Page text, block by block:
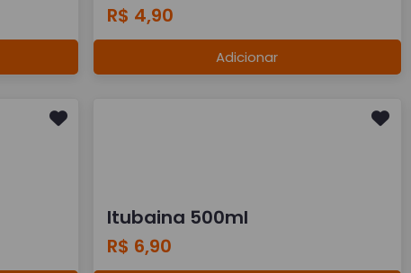
R$ 4,90
Adicionar
Itubaina 500ml
R$ 6,90